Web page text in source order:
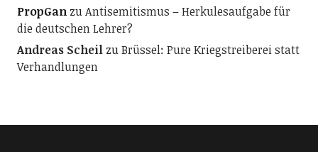
PropGanzuAntisemitismus – Herkulesaufgabe für
die deutschen Lehrer?
Andreas ScheilzuBrüssel: Pure Kriegstreiberei statt
Verhandlungen